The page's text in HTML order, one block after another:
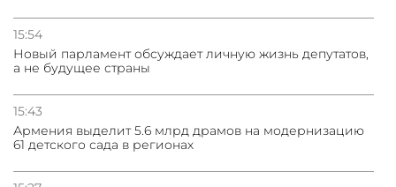
15:54
Новый парламент обсуждает личную жизнь депутатов,
а не будущее страны
15:43
Армения выделит 5.6 млрд драмов на модернизацию
61 детского сада в регионах